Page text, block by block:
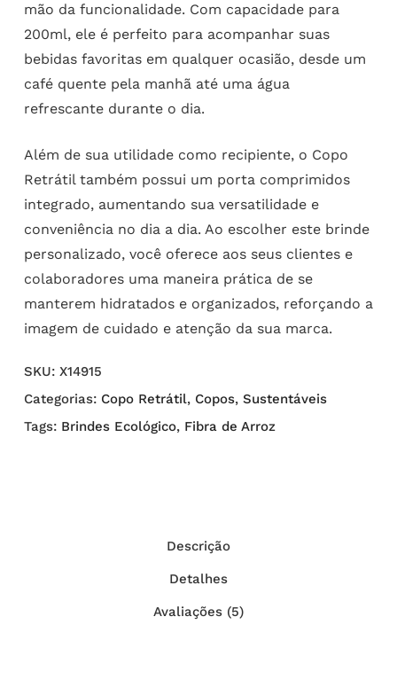
mão da funcionalidade. Com capacidade para
200ml, ele é perfeito para acompanhar suas
bebidas favoritas em qualquer ocasião, desde um
café quente pela manhã até uma água
refrescante durante o dia.
Além de sua utilidade como recipiente, o Copo
Retrátil também possui um porta comprimidos
integrado, aumentando sua versatilidade e
conveniência no dia a dia. Ao escolher este brinde
personalizado, você oferece aos seus clientes e
colaboradores uma maneira prática de se
manterem hidratados e organizados, reforçando a
imagem de cuidado e atenção da sua marca.
SKU: X14915
Categorias: Copo Retrátil, Copos, Sustentáveis
Tags: Brindes Ecológico, Fibra de Arroz
Descrição
Detalhes
Avaliações (5)